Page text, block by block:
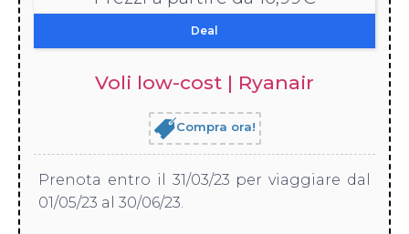
Deal
Voli low-cost | Ryanair
Compra ora!
Prenota entro il 31/03/23 per viaggiare dal
01/05/23 al 30/06/23.